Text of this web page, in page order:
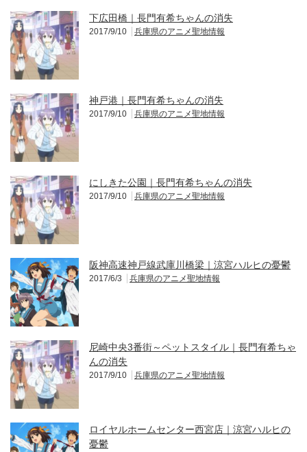
下広田橋｜長門有希ちゃんの消失
2017/9/10 兵庫県のアニメ聖地情報
神戸港｜長門有希ちゃんの消失
2017/9/10 兵庫県のアニメ聖地情報
にしきた公園｜長門有希ちゃんの消失
2017/9/10 兵庫県のアニメ聖地情報
阪神高速神戸線武庫川橋梁｜涼宮ハルヒの憂鬱
2017/6/3 兵庫県のアニメ聖地情報
尼崎中央3番街～ペットスタイル｜長門有希ちゃ
んの消失
2017/9/10 兵庫県のアニメ聖地情報
ロイヤルホームセンター西宮店｜涼宮ハルヒの
憂鬱